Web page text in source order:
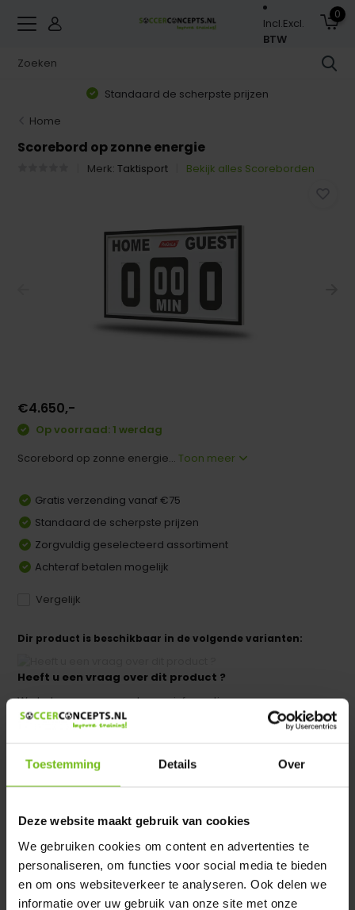
Toestemming Details Over
Deze website maakt gebruik van cookies
We gebruiken cookies om content en advertenties te
personaliseren, om functies voor social media te bieden
en om ons websiteverkeer te analyseren. Ook delen we
informatie over uw gebruik van onze site met onze
Incl.Excl.
BTW
0
Standaard de scherpste prijzen
Home
Scorebord op zonne energie
Merk:Taktisport Bekijk alles Scoreborden
€4.650,-
Op voorraad: 1 werdag
Scorebord op zonne energie...Toon meer
Gratis verzending vanaf €75
Standaard de scherpste prijzen
Zorgvuldig geselecteerd assortiment
Achteraf betalen mogelijk
Vergelijk
Dir product is beschikbaar in de volgende varianten:
Heeft u een vraag over dit product ?
We helpen u graag met meer informatie
Verstuur email
Specificaties
Reviews